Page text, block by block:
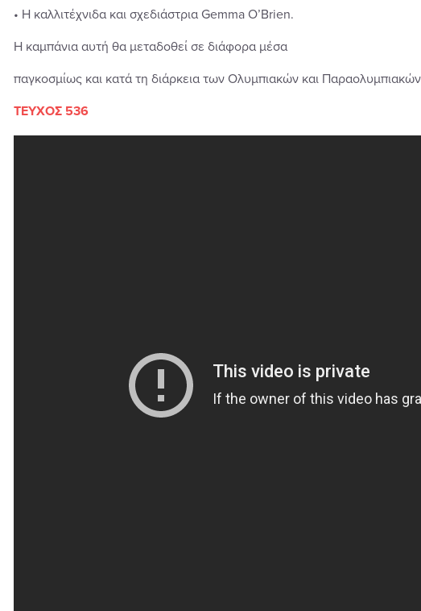
• Η καλλιτέχνιδα και σχεδιάστρια Gemma O’Brien.
Η καμπάνια αυτή θα μεταδοθεί σε διάφορα μέσα
παγκοσμίως και κατά τη διάρκεια των Ολυμπιακών και
ΤΕΥΧΟΣ 536